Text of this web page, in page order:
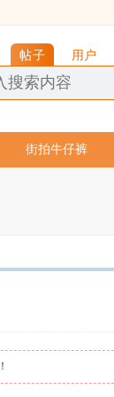
帖子 用户
街拍牛仔裤